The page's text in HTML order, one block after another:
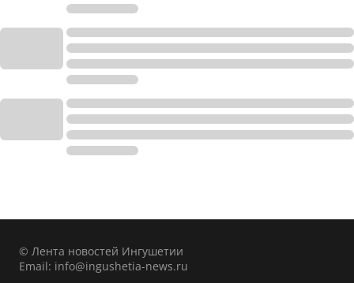
© Лента новостей Ингушетии
Email: info@ingushetia-news.ru